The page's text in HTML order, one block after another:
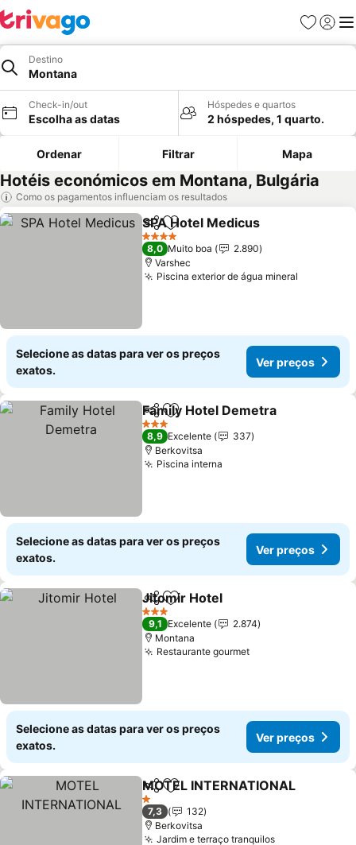
Favoritos
Iniciar
Destino
Montana
Check-in/out
Escolha as datas
Hóspedes e quartos
2 hóspedes, 1 quarto.
Ordenar Filtrar Mapa
Hotéis económicos em Montana, Bulgária
Como os pagamentos influenciam os resultados
PartilharAdicionar aos favoritos
SPA Hotel Medicus
4 Estrelas
8,0 Muito boa
2.890
Varshec
Piscina exterior de água mineral
Selecione as datas para ver os preços
exatos.
Ver preços
PartilharAdicionar aos favoritos
Family Hotel Demetra
3 Estrelas
8,9 Excelente
337
Berkovitsa
Piscina interna
Selecione as datas para ver os preços
exatos.
Ver preços
PartilharAdicionar aos favoritos
Jitomir Hotel
3 Estrelas
9,1 Excelente
2.874
Montana
Restaurante gourmet
Selecione as datas para ver os preços
exatos.
Ver preços
PartilharAdicionar aos favoritos
MOTEL INTERNATIONAL
1 Estrelas
7,3
132
Berkovitsa
Jardim e terraço tranquilos